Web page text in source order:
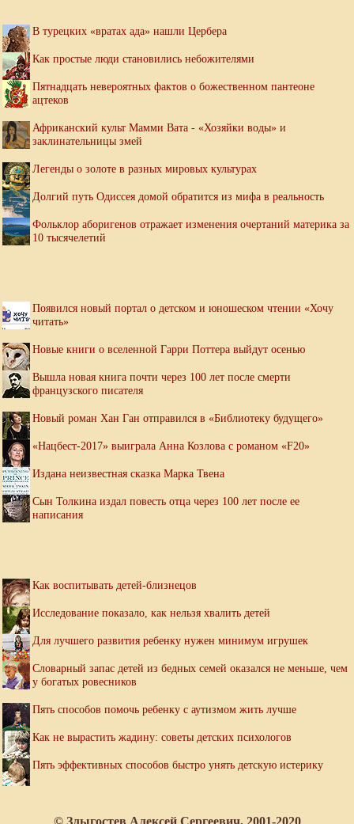
В турецких «вратах ада» нашли Цербера
Как простые люди становились небожителями
Пятнадцать невероятных фактов о божественном пантеоне
ацтеков
Африканский культ Мамми Вата - «Хозяйки воды» и
заклинательницы змей
Легенды о золоте в разных мировых культурах
Долгий путь Одиссея домой обратится из мифа в реальность
Фольклор аборигенов отражает изменения очертаний материка за
10 тысячелетий
Появился новый портал о детском и юношеском чтении «Хочу
читать»
Новые книги о вселенной Гарри Поттера выйдут осенью
Вышла новая книга почти через 100 лет после смерти
французского писателя
Новый роман Хан Ган отправился в «Библиотеку будущего»
«Нацбест-2017» выиграла Анна Козлова с романом «F20»
Издана неизвестная сказка Марка Твена
Сын Толкина издал повесть отца через 100 лет после ее
написания
Как воспитывать детей-близнецов
Исследование показало, как нельзя хвалить детей
Для лучшего развития ребенку нужен минимум игрушек
Словарный запас детей из бедных семей оказался не меньше, чем
у богатых ровесников
Пять способов помочь ребенку с аутизмом жить лучше
Как не вырастить жадину: советы детских психологов
Пять эффективных способов быстро унять детскую истерику